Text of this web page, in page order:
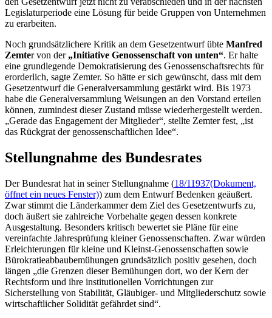
Legislaturperiode eine Lösung für beide Gruppen von Unternehmen
zu erarbeiten.
Noch grundsätzlichere Kritik an dem Gesetzentwurf übte Manfred
Zemter von der „Initiative Genossenschaft von unten“. Er halte
eine grundlegende Demokratisierung des Genossenschaftsrechts für
erorderlich, sagte Zemter. So hätte er sich gewünscht, dass mit dem
Gesetzentwurf die Generalversammlung gestärkt wird. Bis 1973
habe die Generalversammlung Weisungen an den Vorstand erteilen
können, zumindest dieser Zustand müsse wiederhergestellt werden.
„Gerade das Engagement der Mitglieder“, stellte Zemter fest, „ist
das Rückgrat der genossenschaftlichen Idee“.
Stellungnahme des Bundesrates
Der Bundesrat hat in seiner Stellungnahme (18/11937(Dokument,
öffnet ein neues Fenster)) zum dem Entwurf Bedenken geäußert.
Zwar stimmt die Länderkammer dem Ziel des Gesetzentwurfs zu,
doch äußert sie zahlreiche Vorbehalte gegen dessen konkrete
Ausgestaltung. Besonders kritisch bewertet sie Pläne für eine
vereinfachte Jahresprüfung kleiner Genossenschaften. Zwar würden
Erleichterungen für kleine und Kleinst-Genossenschaften sowie
Bürokratieabbaubemühungen grundsätzlich positiv gesehen, doch
längen „die Grenzen dieser Bemühungen dort, wo der Kern der
Rechtsform und ihre institutionellen Vorrichtungen zur
Sicherstellung von Stabilität, Gläubiger- und Mitgliederschutz sowie
wirtschaftlicher Solidität gefährdet sind“.